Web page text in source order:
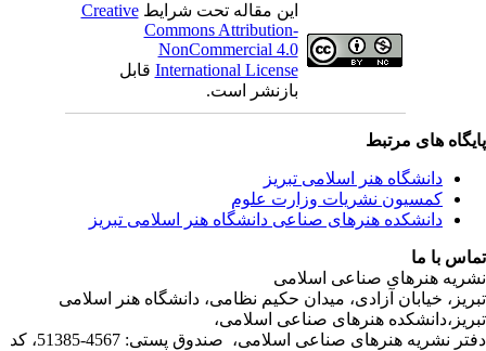
این مقاله تحت شرایطCreative
Commons Attribution-
NonCommercial 4.0
International Licenseقابل
بازنشر است.
مرتبط
هنر اسلامی تبریز
نشریات وزارت علوم
هنرهای صناعی دانشگاه هنر اسلامی تبریز
صناعی اسلامی
آزادی، میدان حکیم نظامی، دانشگاه هنر اسلامی
هنرهای صناعی اسلامی،
دفتر نشریه هنرهای صناعی اسلامی، صندوق پستی: 4567-51385، کد